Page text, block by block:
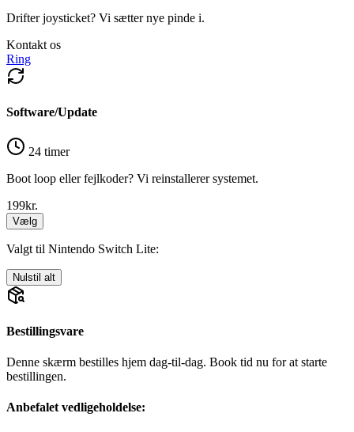
Drifter joysticket? Vi sætter nye pinde i.
Kontakt os
Ring
Software/Update
24 timer
Boot loop eller fejlkoder? Vi reinstallerer systemet.
199kr.
Vælg
Valgt til Nintendo Switch Lite:
Nulstil alt
Bestillingsvare
Denne skærm bestilles hjem dag-til-dag. Book tid nu for at starte
bestillingen.
Anbefalet vedligeholdelse: